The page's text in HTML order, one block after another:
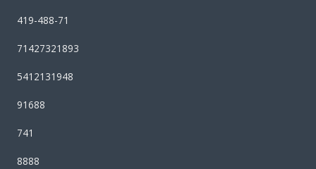
419-488-71
71427321893
5412131948
91688
741
8888